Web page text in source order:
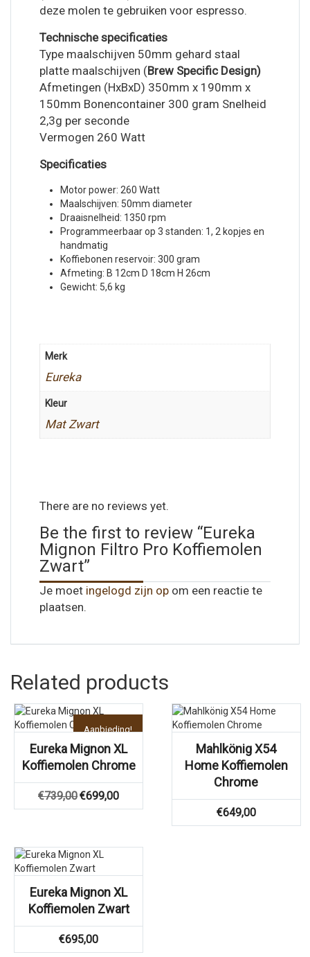
deze molen te gebruiken voor espresso.
Technische specificaties
Type maalschijven 50mm gehard staal
platte maalschijven (Brew Specific Design)
Afmetingen (HxBxD) 350mm x 190mm x
150mm Bonencontainer 300 gram Snelheid
2,3g per seconde
Vermogen 260 Watt
Specificaties
Motor power: 260 Watt
Maalschijven: 50mm diameter
Draaisnelheid: 1350 rpm
Programmeerbaar op 3 standen: 1, 2 kopjes en
handmatig
Koffiebonen reservoir: 300 gram
Afmeting: B 12cm D 18cm H 26cm
Gewicht: 5,6 kg
Merk
Eureka
Kleur
Mat Zwart
There are no reviews yet.
Be the first to review “Eureka
Mignon Filtro Pro Koffiemolen
Zwart”
Je moet ingelogd zijn op om een reactie te
plaatsen.
Related products
Aanbieding!
Eureka Mignon XL
Koffiemolen Chrome
€739,00 Oorspronkelijke
prijs
€699,00Huidige
Mahlkönig X54
Home Koffiemolen
Chrome
€649,00
Eureka Mignon XL
Koffiemolen Zwart
€695,00